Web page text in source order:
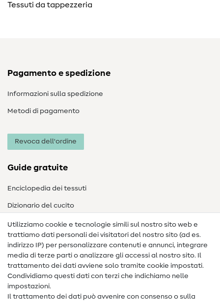
Tessuti da tappezzeria
Pagamento e spedizione
Informazioni sulla spedizione
Metodi di pagamento
Revoca dell'ordine
Guide gratuite
Enciclopedia dei tessuti
Dizionario del cucito
Nähanleitungen
Assistenza e contatto
Contatto
Informazioni sul nuovo proprietario
FAQ
Utilizziamo cookie e tecnologie simili sul nostro sito web e
trattiamo dati personali dei visitatori del nostro sito (ad es.
indirizzo IP) per personalizzare contenuti e annunci, integrare
media di terze parti o analizzare gli accessi al nostro sito. Il
trattamento dei dati avviene solo tramite cookie impostati.
Condividiamo questi dati con terzi che indichiamo nelle
impostazioni.
Il trattamento dei dati può avvenire con consenso o sulla